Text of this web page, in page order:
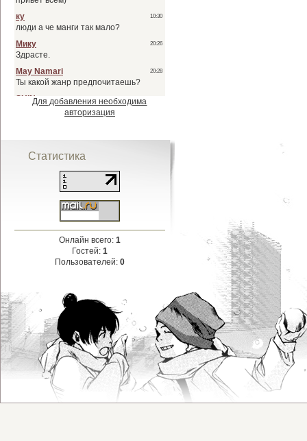
Для добавления необходима
авторизация
Статистика
Онлайн всего: 1
Гостей: 1
Пользователей: 0